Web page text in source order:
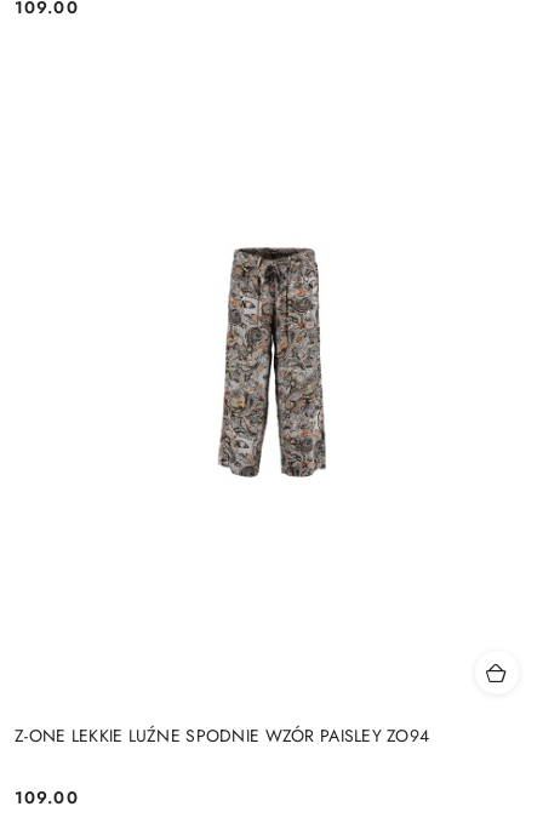
Cena:
109.00
Z-ONE LEKKIE LUŹNE SPODNIE WZÓR PAISLEY ZO94
Cena:
109.00